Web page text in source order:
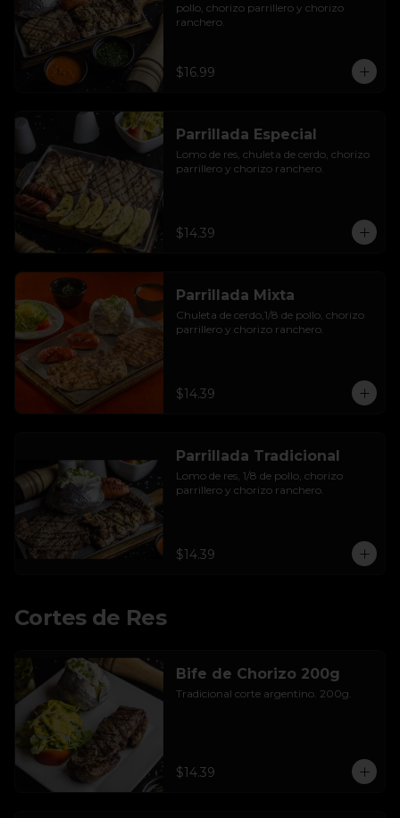
pollo, chorizo parrillero y chorizo
ranchero.
$16.99
Parrillada Especial
Lomo de res, chuleta de cerdo, chorizo
parrillero y chorizo ranchero.
$14.39
Parrillada Mixta
Chuleta de cerdo,1/8 de pollo, chorizo
parrillero y chorizo ranchero.
$14.39
Parrillada Tradicional
Lomo de res, 1/8 de pollo, chorizo
parrillero y chorizo ranchero.
$14.39
Cortes de Res
Bife de Chorizo 200g
Tradicional corte argentino. 200g.
$14.39